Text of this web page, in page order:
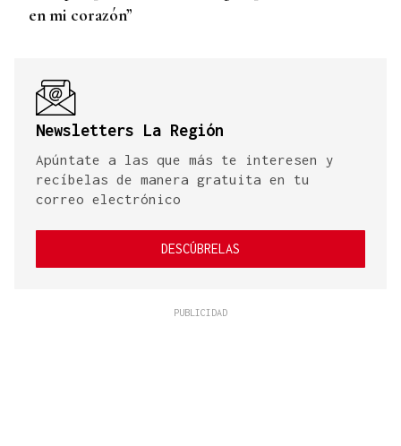
en mi corazón”
Newsletters La Región
Apúntate a las que más te interesen y
recíbelas de manera gratuita en tu
correo electrónico
DESCÚBRELAS